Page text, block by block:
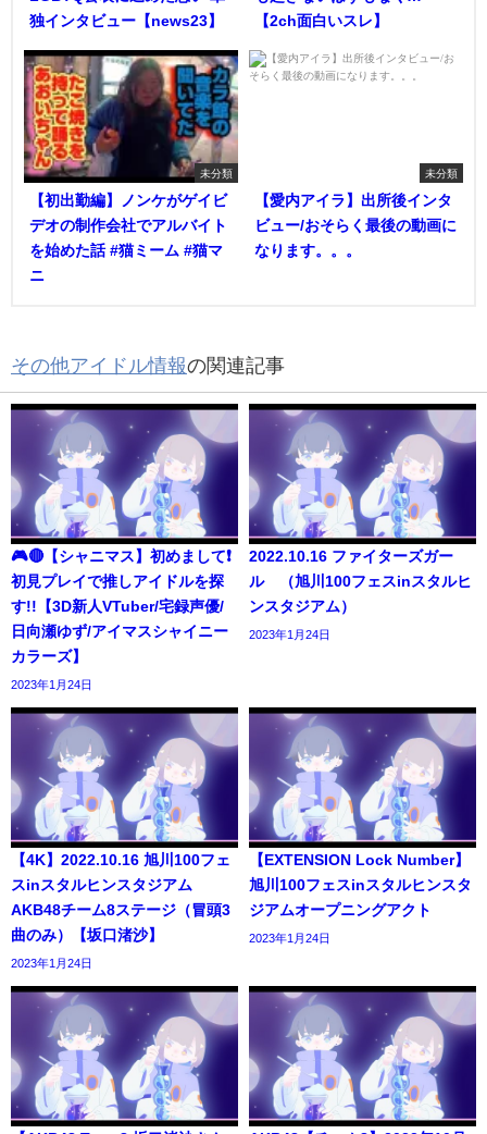
独インタビュー【news23】
【2ch面白いスレ】
未分類
【初出勤編】ノンケがゲイビ
デオの制作会社でアルバイト
を始めた話 #猫ミーム #猫マ
ニ
未分類
【愛内アイラ】出所後インタ
ビュー/おそらく最後の動画に
なります。。。
その他アイドル情報の関連記事
🎮🔴【シャニマス】初めまして❗️
初見プレイで推しアイドルを探
す!!【3D新人VTuber/宅録声優/
日向瀬ゆず/アイマスシャイニー
カラーズ】
2023年1月24日
2022.10.16 ファイターズガー
ル （旭川100フェスinスタルヒ
ンスタジアム）
2023年1月24日
【4K】2022.10.16 旭川100フェ
スinスタルヒンスタジアム
AKB48チーム8ステージ（冒頭3
曲のみ）【坂口渚沙】
2023年1月24日
【EXTENSION Lock Number】
旭川100フェスinスタルヒンスタ
ジアムオープニングアクト
2023年1月24日